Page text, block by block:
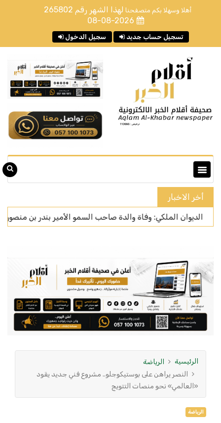
أهلا وسهلا بكم متصفحنا لهذا الشهر رقم 265802
08-08-2026
سجيل الدخول تسجيل حساب جديد
أخر الاخبار
الملكي: وفاة والدة صاحب السمو الأمير بندر بن منصور بن
الرئيسية
الرياضة
النصر يراهن على بوستيكوجلو.. مشروع فني جديد يقود
«العالمي» نحو منصات التتويج
الرياضة